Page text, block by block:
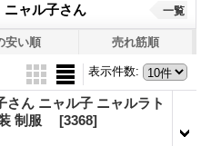
ニャル子さん 一覧
安い順 売れ筋順
表示件数:
さん ニャル子 ニャルラト
装 制服 [3368]